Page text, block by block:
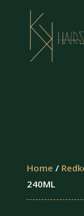
Home /
240ML